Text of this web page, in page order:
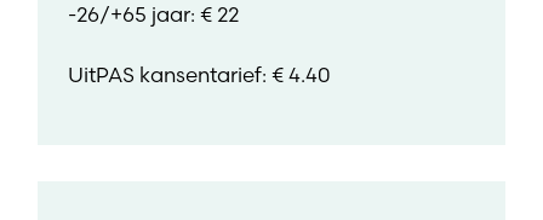
-26/+65 jaar: € 22
UitPAS kansentarief: € 4.40